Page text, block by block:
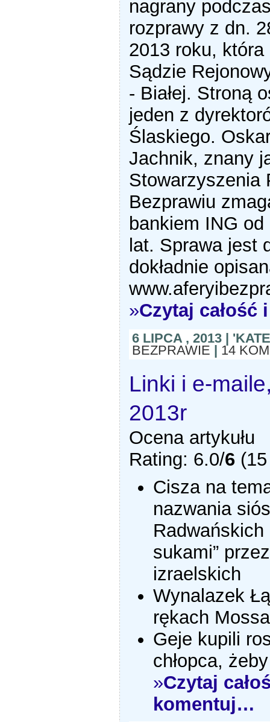
nagrany
rozprawy z dn.
2013 roku, która
Sądzie
- Białej. Stroną
jeden z
Ślaskiego.
Jachnik, znany
Stowarzyszenia
Bezprawiu
bankiem ING
lat. Sprawa jest
dokładnie
»Czytaj
6 LIPCA , 2013 |
BEZPRAWIE
14
Linki i e-
2013r
Ocena artykułu
Rating: 6.0/6
Cisza na
nazwania
Radwańskich
sukami”
izraelskich
Wynalazek
rękach
Geje kupili
chłopca,
»Czytaj
komentuj…